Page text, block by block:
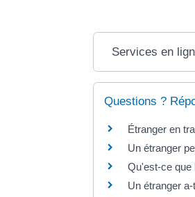
Services en
Questions ?
Étranger en
Un étranger
Qu'est-ce que
Un étranger